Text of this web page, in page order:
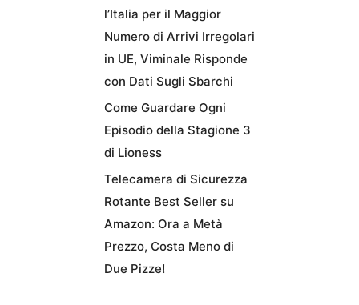
l’Italia per il Maggior
Numero di Arrivi Irregolari
in UE, Viminale Risponde
con Dati Sugli Sbarchi
Come Guardare Ogni
Episodio della Stagione 3
di Lioness
Telecamera di Sicurezza
Rotante Best Seller su
Amazon: Ora a Metà
Prezzo, Costa Meno di
Due Pizze!